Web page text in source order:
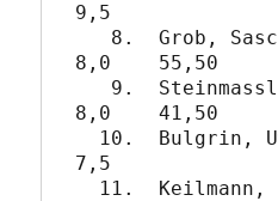
9,5
8,0    55,50
8,0    41,50
7,5